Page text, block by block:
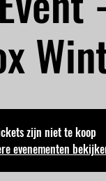
zijn niet te koop
evenementen